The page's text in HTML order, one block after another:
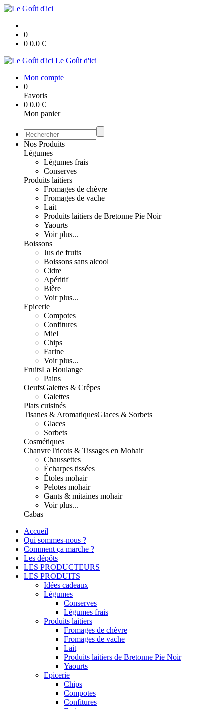
0
0 0.0 €
Le Goût d'ici
Mon compte
0
Favoris
0 0.0 €
Mon panier
Nos Produits
Légumes
Légumes frais
Conserves
Produits laitiers
Fromages de chèvre
Fromages de vache
Lait
Produits laitiers de Bretonne Pie Noir
Yaourts
Voir plus...
Boissons
Jus de fruits
Boissons sans alcool
Cidre
Apéritif
Bière
Voir plus...
Epicerie
Compotes
Confitures
Miel
Chips
Farine
Voir plus...
FruitsLa Boulange
Pains
OeufsGalettes & Crêpes
Galettes
Plats cuisinés
Tisanes & AromatiquesGlaces & Sorbets
Glaces
Sorbets
Cosmétiques
ChanvreTricots & Tissages en Mohair
Chaussettes
Écharpes tissées
Étoles mohair
Pelotes mohair
Gants & mitaines mohair
Voir plus...
Cabas
Accueil
Qui sommes-nous ?
Comment ça marche ?
Les dépôts
LES PRODUCTEURS
LES PRODUITS
Idées cadeaux
Légumes
Conserves
Légumes frais
Produits laitiers
Fromages de chèvre
Fromages de vache
Lait
Produits laitiers de Bretonne Pie Noir
Yaourts
Epicerie
Chips
Compotes
Confitures